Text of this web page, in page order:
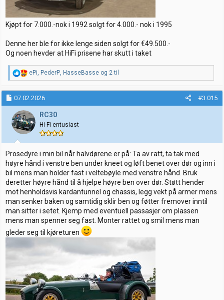
Kjøpt for 7.000.-nok i 1992 solgt for 4.000.- nok i 1995
Denne her ble for ikke lenge siden solgt for €49.500.-
Og noen hevder at HiFi prisene har skutt i taket
R
e
a
k
j
o
n
r
:
ePi PederP HasseBasse og 2 til
07.02.2026 #3.015
RC30
Hi-Fi entusiast
Prosedyre i min bil når halvdørene er på: Ta av ratt, ta tak med
høyre hånd i venstre ben under kneet og løft benet over dør og inn i
bil mens man holder fast i veltebøyle med venstre hånd. Bruk
deretter høyre hånd til å hjelpe høyre ben over dør. Støtt hender
mot henholdsvis kardantunnel og chassis, legg vekt på armer mens
man senker baken og samtidig sklir ben og føtter fremover inntil
man sitter i setet. Kjemp med eventuell passasjer om plassen
mens man spenner seg fast. Monter rattet og smil mens man
gleder seg til kjøreturen